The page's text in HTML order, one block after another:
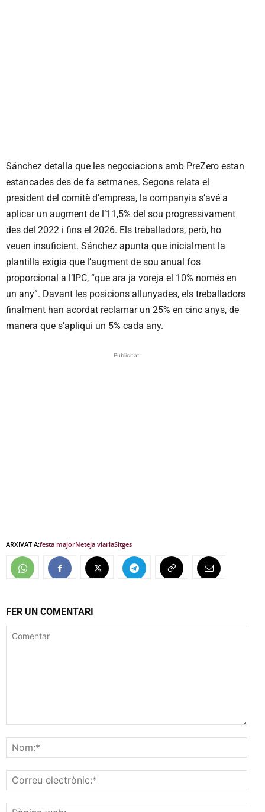
Sánchez detalla que les negociacions amb PreZero estan
estancades des de fa setmanes. Segons relata el
president del comitè d’empresa, la companyia s’avé a
aplicar un augment de l’11,5% del sou progressivament
des del 2022 i fins el 2026. Els treballadors, però, ho
veuen insuficient. Sánchez apunta que inicialment la
plantilla exigia que l’augment de sou anual fos
proporcional a l’IPC, “que ara ja voreja el 10% només en
un any”. Davant les posicions allunyades, els treballadors
finalment han acordat reclamar un 25% en cinc anys, de
manera que s’apliqui un 5% cada any.
Publicitat
ARXIVAT A:festa majorNeteja viariaSitges
FER UN COMENTARI